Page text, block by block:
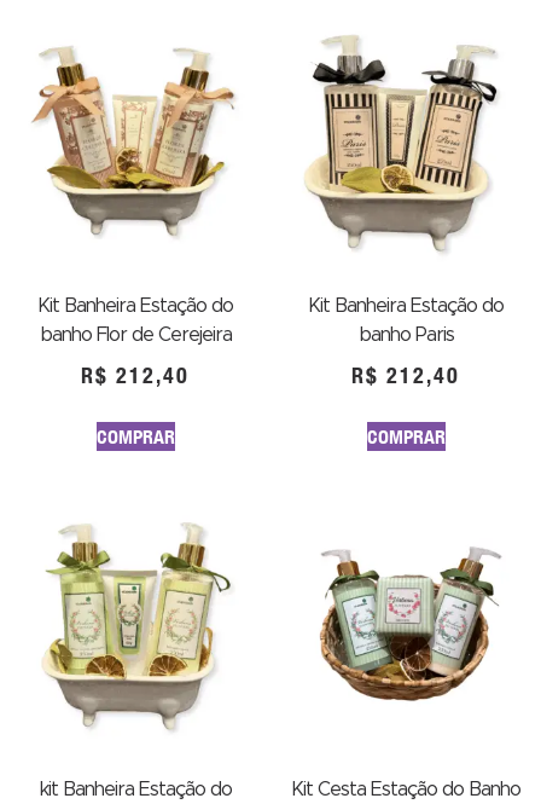
Kit Banheira Estação do
banho Flor de Cerejeira
R$ 212,40
COMPRAR
Kit Banheira Estação do
banho Paris
R$ 212,40
COMPRAR
kit Banheira Estação do
Kit Cesta Estação do Banho